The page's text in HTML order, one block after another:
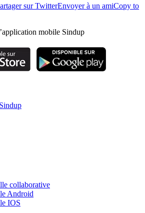
sur TwitterEnvoyer à un amiCopy to
mobile Sindup
collaborative
Android
IOS